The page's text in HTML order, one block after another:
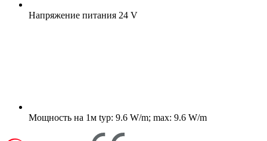
Напряжение питания 24 V
Мощность на 1м typ: 9.6 W/m; max: 9.6 W/m